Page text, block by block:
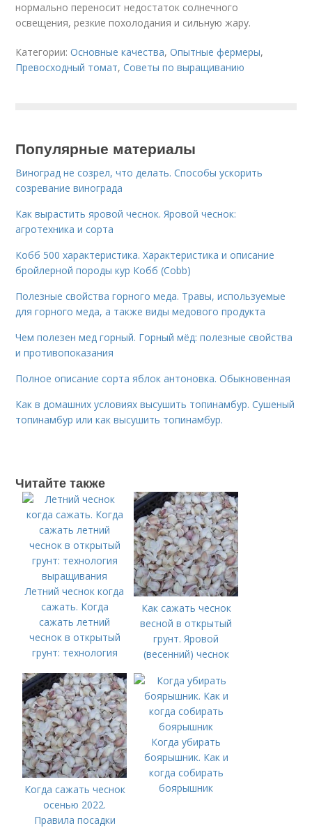
нормально переносит недостаток солнечного
освещения, резкие похолодания и сильную жару.
Категории:Основные качества,Опытные фермеры,
Превосходный томат,Советы по выращиванию
Популярные материалы
Виноград не созрел, что делать. Способы ускорить
созревание винограда
Как вырастить яровой чеснок. Яровой чеснок:
агротехника и сорта
Кобб 500 характеристика. Характеристика и описание
бройлерной породы кур Кобб (Cobb)
Полезные свойства горного меда. Травы, используемые
для горного меда, а также виды медового продукта
Чем полезен мед горный. Горный мёд: полезные свойства
и противопоказания
Полное описание сорта яблок антоновка. Обыкновенная
Как в домашних условиях высушить топинамбур. Сушеный
топинамбур или как высушить топинамбур.
Читайте также
Летний чеснок когда
сажать. Когда
сажать летний
чеснок в открытый
грунт: технология
Как сажать чеснок
весной в открытый
грунт. Яровой
(весенний) чеснок
Когда сажать чеснок
осенью 2022.
Правила посадки
Когда убирать
боярышник. Как и
когда собирать
боярышник